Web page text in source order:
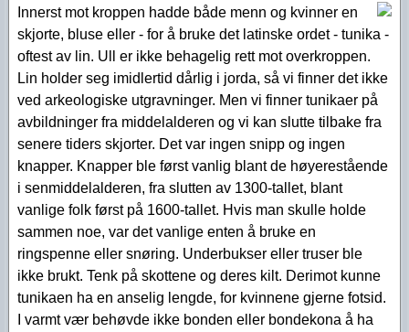
Innerst mot kroppen hadde både menn og kvinner en
skjorte, bluse eller - for å bruke det latinske ordet - tunika -
oftest av lin. Ull er ikke behagelig rett mot overkroppen.
Lin holder seg imidlertid dårlig i jorda, så vi finner det ikke
ved arkeologiske utgravninger. Men vi finner tunikaer på
avbildninger fra middelalderen og vi kan slutte tilbake fra
senere tiders skjorter. Det var ingen snipp og ingen
knapper. Knapper ble først vanlig blant de høyerestående
i senmiddelalderen, fra slutten av 1300-tallet, blant
vanlige folk først på 1600-tallet. Hvis man skulle holde
sammen noe, var det vanlige enten å bruke en
ringspenne eller snøring. Underbukser eller truser ble
ikke brukt. Tenk på skottene og deres kilt. Derimot kunne
tunikaen ha en anselig lengde, for kvinnene gjerne fotsid.
I varmt vær behøvde ikke bonden eller bondekona å ha